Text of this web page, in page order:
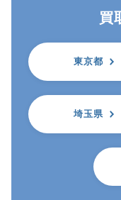
買
東京都
埼玉県